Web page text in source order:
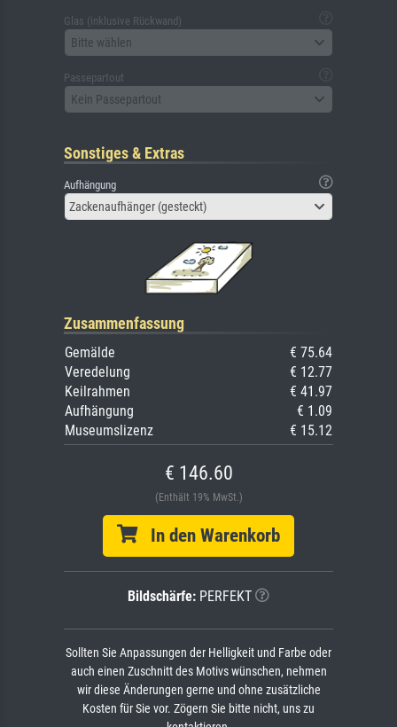
Glas (inklusive Rückwand)
Bitte wählen
Passepartout
Kein Passepartout
Sonstiges & Extras
Aufhängung
Zackenaufhänger (gesteckt)
Zusammenfassung
Gemälde
€ 75.64
Veredelung
€ 12.77
Keilrahmen
€ 41.97
Aufhängung
€ 1.09
Museumslizenz
€ 15.12
€ 146.60
(Enthält 19% MwSt.)
In den Warenkorb
Bildschärfe: PERFEKT
Sollten Sie Anpassungen der Helligkeit und Farbe oder
auch einen Zuschnitt des Motivs wünschen, nehmen
wir diese Änderungen gerne und ohne zusätzliche
Kosten für Sie vor. Zögern Sie bitte nicht, uns zu